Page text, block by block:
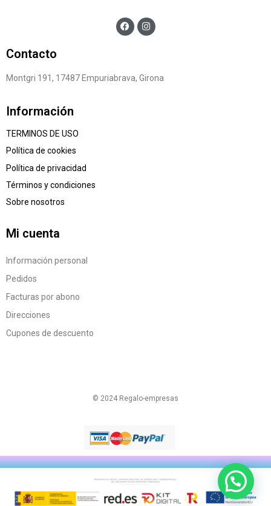
Contacto
Montgri 191, 17487 Empuriabrava, Girona
Información
TERMINOS DE USO
Política de cookies
Política de privacidad
Términos y condiciones
Sobre nosotros
Mi cuenta
Información personal
Pedidos
Facturas por abono
Direcciones
Cupones de descuento
© 2024 Regalo-empresas